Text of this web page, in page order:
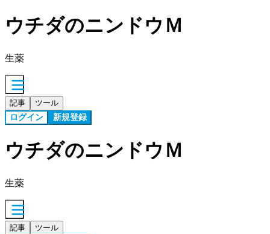
ウチダのニンドウＭ
生薬
記事 ツール
ログイン 新規登録
ウチダのニンドウＭ
生薬
記事 ツール